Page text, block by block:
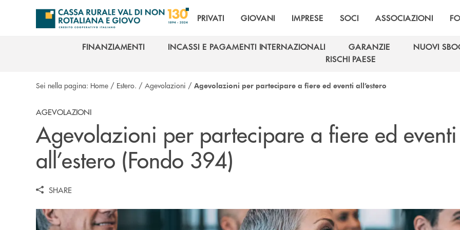
Salta al contenuto principale
PRIVATI GIOVANI IMPRESE SOCI ASSOCIAZIONI
FINANZIAMENTI
INCASSI E PAGAMENTI INTERNAZIONALI
GARANZIE
GARANZIE
NUOVI
RISCHI PAESE
Sei nella pagina: Home / Estero. / Agevolazioni / Agevolazioni per partecipare a fiere ed eventi all’estero
AGEVOLAZIONI
Agevolazioni per partecipare a fiere ed eventi
all’estero (Fondo 394)
SHARE